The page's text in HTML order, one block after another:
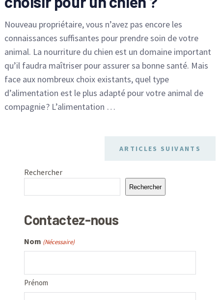
Nouveau propriétaire, vous n’avez pas encore les
connaissances suffisantes pour prendre soin de votre
animal. La nourriture du chien est un domaine important
qu’il faudra maîtriser pour assurer sa bonne santé. Mais
face aux nombreux choix existants, quel type
d’alimentation est le plus adapté pour votre animal de
compagnie ? L’alimentation …
ARTICLES SUIVANTS
Rechercher
Rechercher
Contactez-nous
Nom (Nécessaire)
Prénom